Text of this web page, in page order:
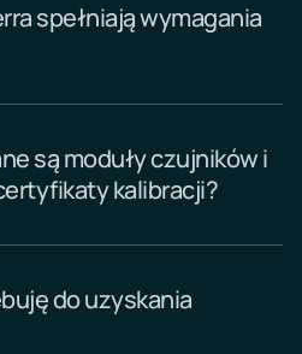
spełniają wymagania
są moduły czujników i
kalibracji?
do uzyskania